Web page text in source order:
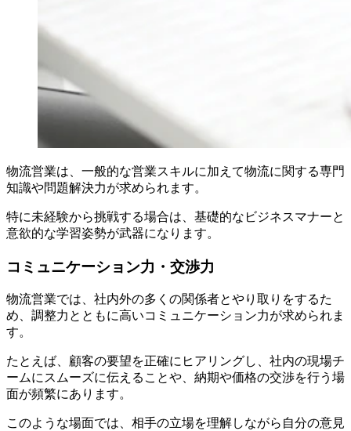
物流営業は、一般的な営業スキルに加えて物流に関する専門
知識や問題解決力が求められます。
特に未経験から挑戦する場合は、基礎的なビジネスマナーと
意欲的な学習姿勢が武器になります。
コミュニケーション力・交渉力
物流営業では、社内外の多くの関係者とやり取りをするた
め、調整力とともに高いコミュニケーション力が求められま
す。
たとえば、顧客の要望を正確にヒアリングし、社内の現場チ
ームにスムーズに伝えることや、納期や価格の交渉を行う場
面が頻繁にあります。
このような場面では、相手の立場を理解しながら自分の意見